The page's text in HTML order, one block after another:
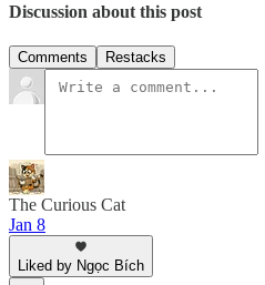
Discussion about this post
Comments Restacks
The Curious Cat
Jan 8
Liked by Ngọc Bích